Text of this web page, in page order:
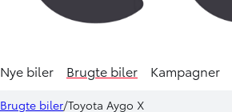
Nye biler Brugte biler Kampagner
Toyota Aygo X
Brugte biler Toyota Aygo X